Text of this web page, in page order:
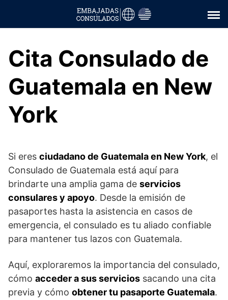
contenido
Cita Consulado de
Guatemala en New
York
Si eres ciudadano de Guatemala en New York, el
Consulado de Guatemala está aquí para
brindarte una amplia gama de servicios
consulares y apoyo. Desde la emisión de
pasaportes hasta la asistencia en casos de
emergencia, el consulado es tu aliado confiable
para mantener tus lazos con Guatemala.
Aquí, exploraremos la importancia del consulado,
cómo acceder a sus servicios sacando una cita
previa y cómo obtener tu pasaporte Guatemala.